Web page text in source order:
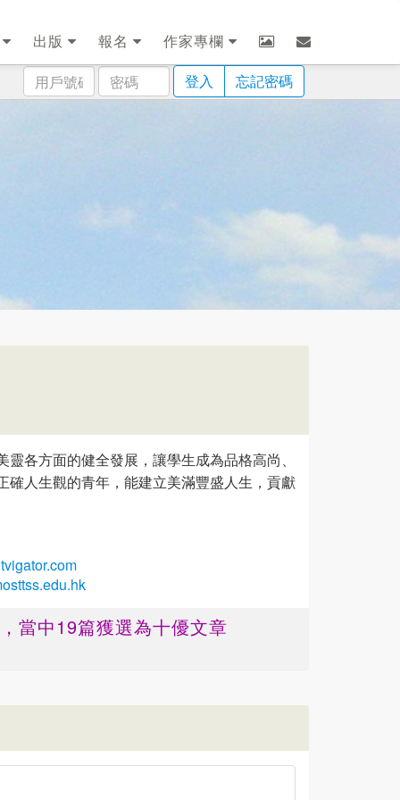
出版 報名
作家專欄
用
戶
密
碼
登入 忘記密碼
各方面的健全發展，讓學生成為品格高尚、
人生觀的青年，能建立美滿豐盛人生，貢獻
當中19篇獲選為十優文章